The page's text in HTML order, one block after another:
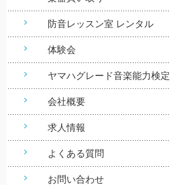
防音レッスン室 レンタル
体験会
ヤマハグレード音楽能力検定
会社概要
求人情報
よくある質問
お問い合わせ